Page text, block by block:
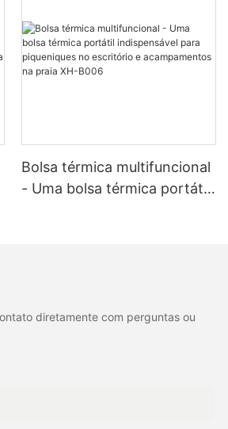
Bolsa térmica multifuncional
- Uma bolsa térmica portátil
diretamente com perguntas ou